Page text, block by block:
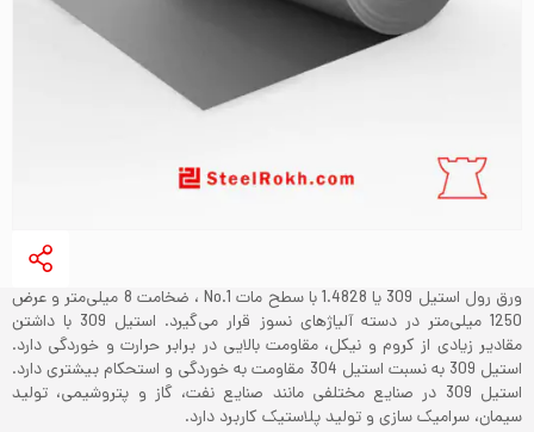
ورق رول استیل 309 یا 1.4828 با سطح مات No.1 ، ضخامت 8 میلی‌متر و عرض
1250 میلی‌متر در دسته آلیاژهای نسوز قرار می‌گیرد. استیل 309 با داشتن
مقادیر زیادی از کروم و نیکل، مقاومت بالایی در برابر حرارت و خوردگی دارد.
استیل 309 به نسبت استیل 304 مقاومت به خوردگی و استحکام بیشتری دارد.
استیل 309 در صنایع مختلفی مانند صنایع نفت، گاز و پتروشیمی، تولید
سیمان، سرامیک سازی و تولید پلاستیک کاربرد دارد.